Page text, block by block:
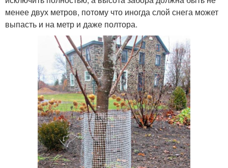
менее двух метров, потому что иногда слой снега может
выпасть и на метр и даже полтора.